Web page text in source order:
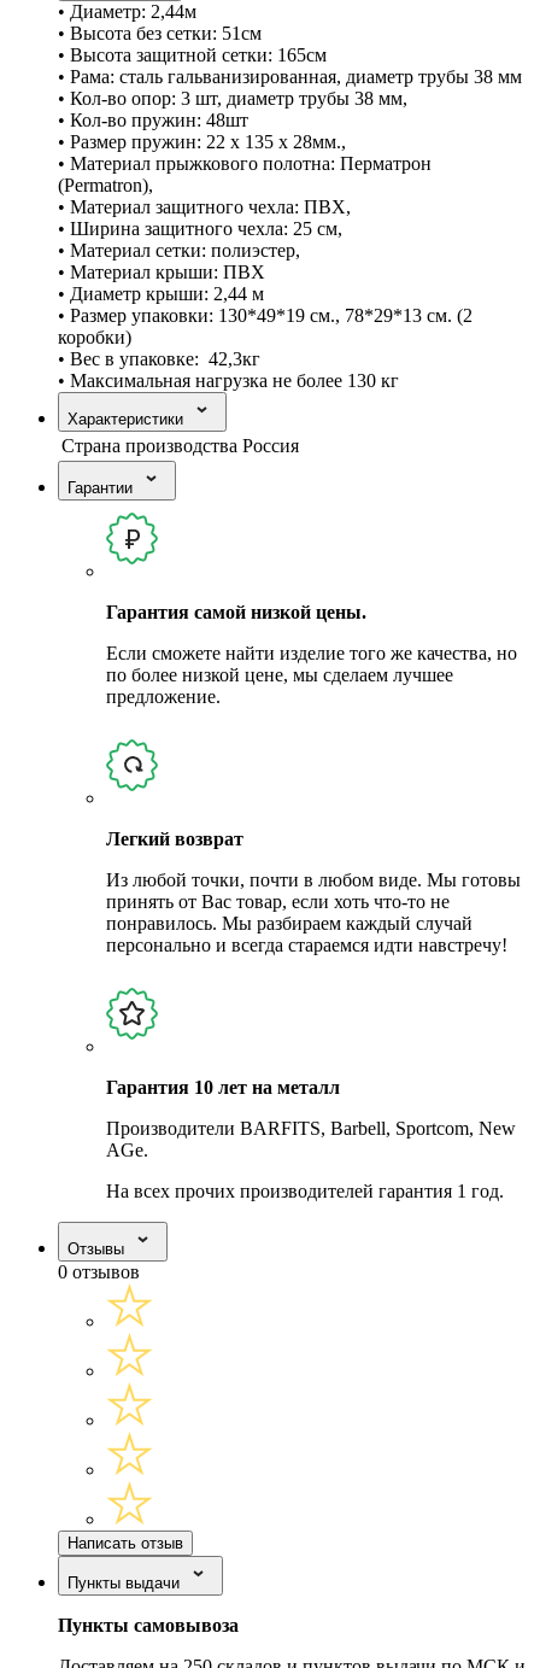
• Диаметр: 2,44м
• Высота без сетки: 51см
• Высота защитной сетки: 165см
• Рама: сталь гальванизированная, диаметр трубы 38 мм
• Кол-во опор: 3 шт, диаметр трубы 38 мм,
• Кол-во пружин: 48шт
• Размер пружин: 22 х 135 х 28мм.,
• Материал прыжкового полотна: Перматрон
(Permatron),
• Материал защитного чехла: ПВХ,
• Ширина защитного чехла: 25 см,
• Материал сетки: полиэстер,
• Материал крыши: ПВХ
• Диаметр крыши: 2,44 м
• Размер упаковки: 130*49*19 см., 78*29*13 см. (2
коробки)
• Вес в упаковке: 42,3кг
• Максимальная нагрузка не более 130 кг
Характеристики
Страна производства Россия
Гарантии
Гарантия самой низкой цены.
Если сможете найти изделие того же качества, но
по более низкой цене, мы сделаем лучшее
предложение.
Легкий возврат
Из любой точки, почти в любом виде. Мы готовы
принять от Вас товар, если хоть что-то не
понравилось. Мы разбираем каждый случай
персонально и всегда стараемся идти навстречу!
Гарантия 10 лет на металл
Производители BARFITS, Barbell, Sportcom, New
AGe.
На всех прочих производителей гарантия 1 год.
Отзывы
0 отзывов
Написать отзыв
Пункты выдачи
Пункты самовывоза